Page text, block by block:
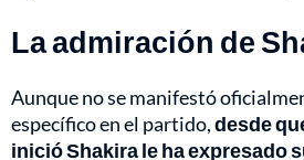
La admiración de
Aunque no se manifestó
específico en el partido,desde
inició Shakira le ha expresado